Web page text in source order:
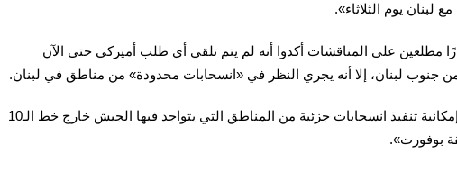
لبنان يوم الثلاثاء».
مطلعين على المناقشات أكدوا أنه لم يتم تلقي أي طلب أميركي حتى الآن
جنوب لبنان، إلا أنه يجري النظر في «انسحابات محدودة» من مناطق في لبنان.
وأضافت أن «إسرائيل تدرس إمكانية تنفيذ انسحابات جزئية من المناطق التي يتواجد فيها الجيش خارج خط الـ10
بوفورت».